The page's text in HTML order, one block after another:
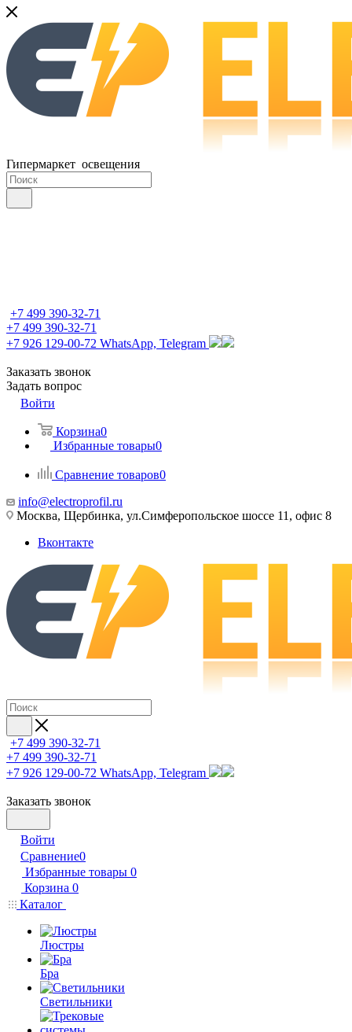
Гипермаркет освещения
+7 499 390-32-71
+7 499 390-32-71
+7 926 129-00-72 WhatsApp, Telegram
Заказать звонок
Задать вопрос
Войти
Корзина0
Избранные товары0
Сравнение товаров0
info@electroprofil.ru
Москва, Щербинка, ул.Симферопольское шоссе 11, офис 8
Вконтакте
+7 499 390-32-71
+7 499 390-32-71
+7 926 129-00-72 WhatsApp, Telegram
Заказать звонок
Войти
Сравнение0
Избранные товары 0
Корзина 0
Каталог
Люстры
Бра
Светильники